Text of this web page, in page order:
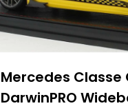
Mercedes Classe
DarwinPRO